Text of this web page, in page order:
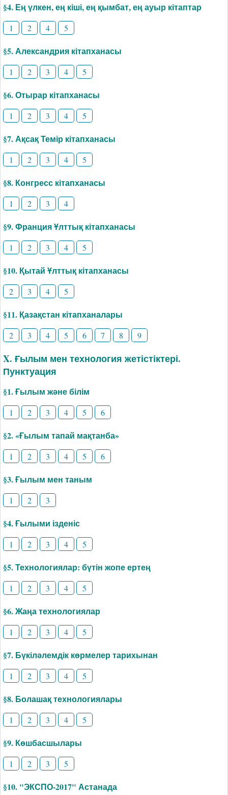
§4. Ең үлкен, ең кіші, ең қымбат, ең ауыр кітаптар
1 2 4 5
§5. Александрия кітапханасы
1 2 3 4 5
§6. Отырар кітапханасы
1 2 3 4 5
§7. Ақсақ Темір кітапханасы
1 2 3 4 5
§8. Конгресс кітапханасы
1 2 3 4
§9. Франция Ұлттық кітапханасы
1 2 3 4 5
§10. Қытай Ұлттық кітапханасы
2 3 4 5
§11. Қазақстан кітапханалары
2 3 4 5 6 7 8 9
X. Ғылым мен технология жетістіктері.
Пунктуация
§1. Ғылым және білім
1 2 3 4 5 6
§2. «Ғылым тапай мақтанба»
1 2 3 4 5 6
§3. Ғылым мен таным
1 2 3
§4. Ғылыми ізденіс
1 2 3 4 5
§5. Технологиялар: бүтін жопе ертең
1 2 3 4 5
§6. Жаңа технологиялар
1 2 3 4 5
§7. Бүкіләлемдік көрмелер тарихынан
1 2 3 4 5
§8. Болашақ технологиялары
1 2 3 4 5
§9. Көшбасшылары
1 2 3 5
§10. "ЭКСПО-2017" Астанада